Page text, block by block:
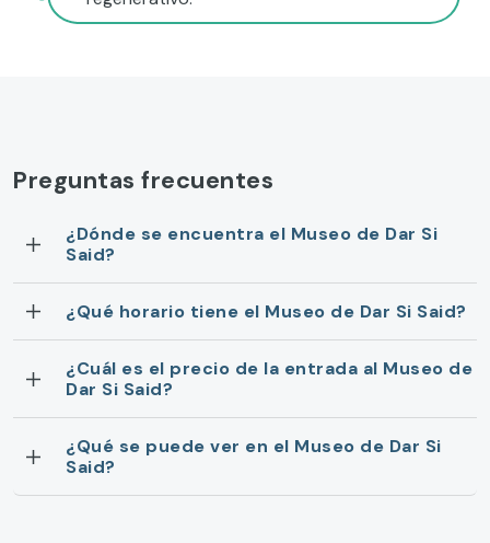
Preguntas frecuentes
¿Dónde se encuentra el Museo de Dar Si
Said?
¿Qué horario tiene el Museo de Dar Si Said?
¿Cuál es el precio de la entrada al Museo de
Dar Si Said?
¿Qué se puede ver en el Museo de Dar Si
Said?